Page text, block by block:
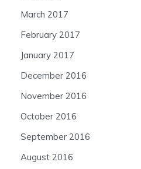
March 2017
February 2017
January 2017
December 2016
November 2016
October 2016
September 2016
August 2016